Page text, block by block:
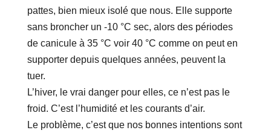
pattes, bien mieux isolé que nous. Elle supporte
sans broncher un -10 °C sec, alors des périodes
de canicule à 35 °C voir 40 °C comme on peut en
supporter depuis quelques années, peuvent la
tuer.
L’hiver, le vrai danger pour elles, ce n’est pas le
froid. C’est l’humidité et les courants d’air.
Le problème, c’est que nos bonnes intentions sont